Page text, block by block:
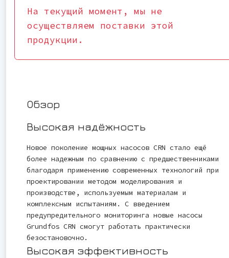
На текущий момент, мы не
осуществляем поставки этой
продукции.
Обзор
Высокая надёжность
Новое поколение мощных насосов CRN стало ещё
более надежным по сравнению с предшественниками
благодаря применению современных технологий при
проектировании методом моделирования и
производстве, используемым материалам и
комплексным испытаниям. С введением
предупредительного мониторинга новые насосы
Grundfos CRN смогут работать практически
безостановочно.
Высокая эффективность